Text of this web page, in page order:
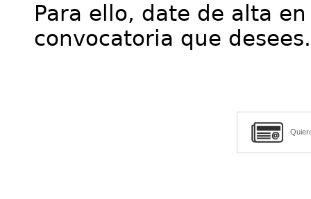
Para ello, date de alta
convocatoria que desees.